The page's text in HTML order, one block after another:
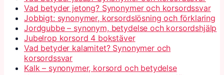
Vad betyder jetong? Synonymer och korsordssvar
Jobbigt: synonymer, korsordslösning och förklaring
Jordgubbe – synonym, betydelse och korsordshjälp
Jubelrop korsord 4 bokstäver
Vad betyder kalamitet? Synonymer och
korsordssvar
Kalk – synonymer, korsord och betydelse